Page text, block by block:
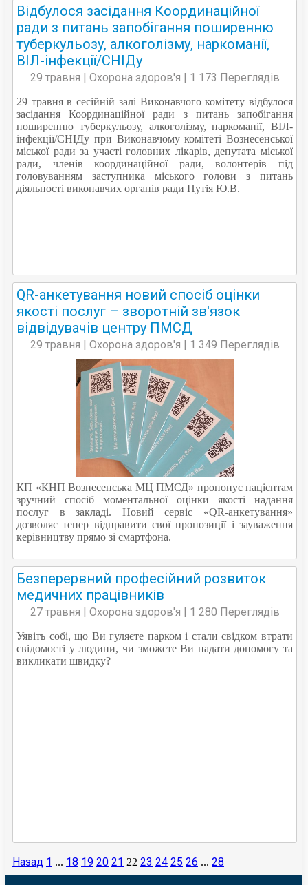
Відбулося засідання Координаційної
ради з питань запобігання поширенню
туберкульозу, алкоголізму, наркоманії,
ВІЛ-інфекції/СНІДу
29 травня | Охорона здоров'я | 1 173 Переглядів
29 травня в сесійній залі Виконавчого комітету відбулося
засідання Координаційної ради з питань запобігання
поширенню туберкульозу, алкоголізму, наркоманії, ВІЛ-
інфекції/СНІДу при Виконавчому комітеті Вознесенської
міської ради за участі головних лікарів, депутата міської
ради, членів координаційної ради, волонтерів під
головуванням заступника міського голови з питань
діяльності виконавчих органів ради Путія Ю.В.
QR-анкетування новий спосіб оцінки
якості послуг – зворотній зв'язок
відвідувачів центру ПМСД
29 травня | Охорона здоров'я | 1 349 Переглядів
КП «КНП Вознесенська МЦ ПМСД» пропонує пацієнтам
зручний спосіб моментальної оцінки якості надання
послуг в закладі. Новий сервіс «QR-анкетування»
дозволяє тепер відправити свої пропозиції і зауваження
керівництву прямо зі смартфона.
Безперервний професійний розвиток
медичних працівників
27 травня | Охорона здоров'я | 1 280 Переглядів
Уявіть собі, що Ви гуляєте парком і стали свідком втрати
свідомості у людини, чи зможете Ви надати допомогу та
викликати швидку?
Назад 1 ... 18 19 20 21 22 23 24 25 26 ... 28